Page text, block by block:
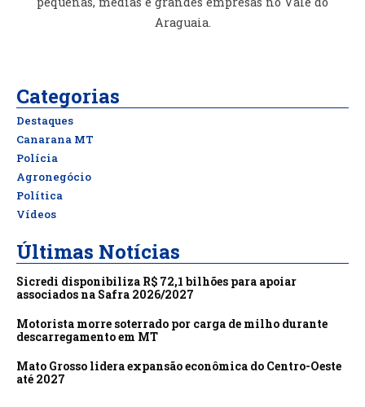
Araguaia.
Categorias
Destaques
Canarana MT
Polícia
Agronegócio
Política
Vídeos
Últimas Notícias
Sicredi disponibiliza R$ 72,1 bilhões para apoiar
associados na Safra 2026/2027
Motorista morre soterrado por carga de milho durante
descarregamento em MT
Mato Grosso lidera expansão econômica do Centro-Oeste
até 2027